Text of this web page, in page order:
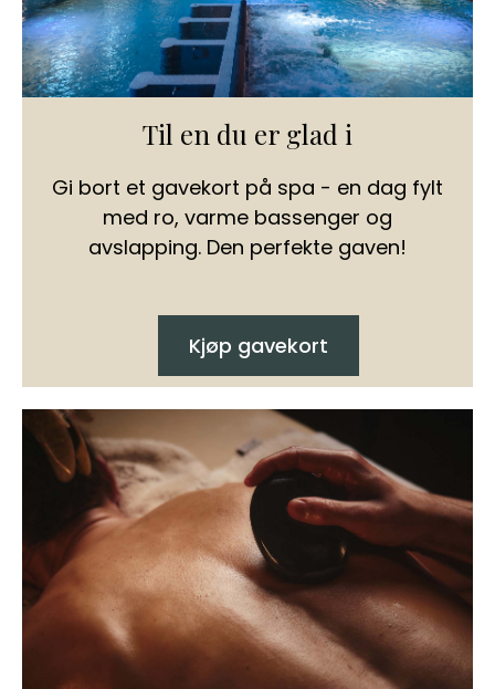
Til en du er glad i
Gi bort et gavekort på spa - en dag fylt
med ro, varme bassenger og
avslapping. Den perfekte gaven!
Kjøp gavekort